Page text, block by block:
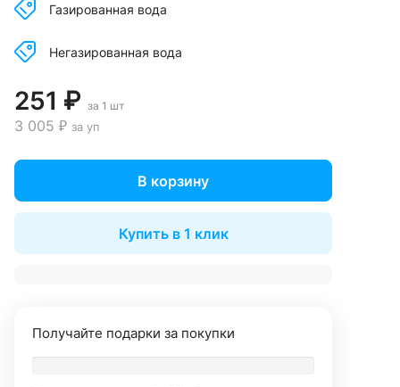
Газированная вода
Негазированная вода
251 ₽ за 1 шт
3 005 ₽ за уп
В корзину
Купить в 1 клик
Получайте подарки за покупки